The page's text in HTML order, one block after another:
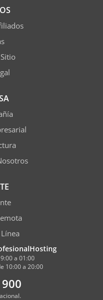
a 01:00
10:00 a 20:00